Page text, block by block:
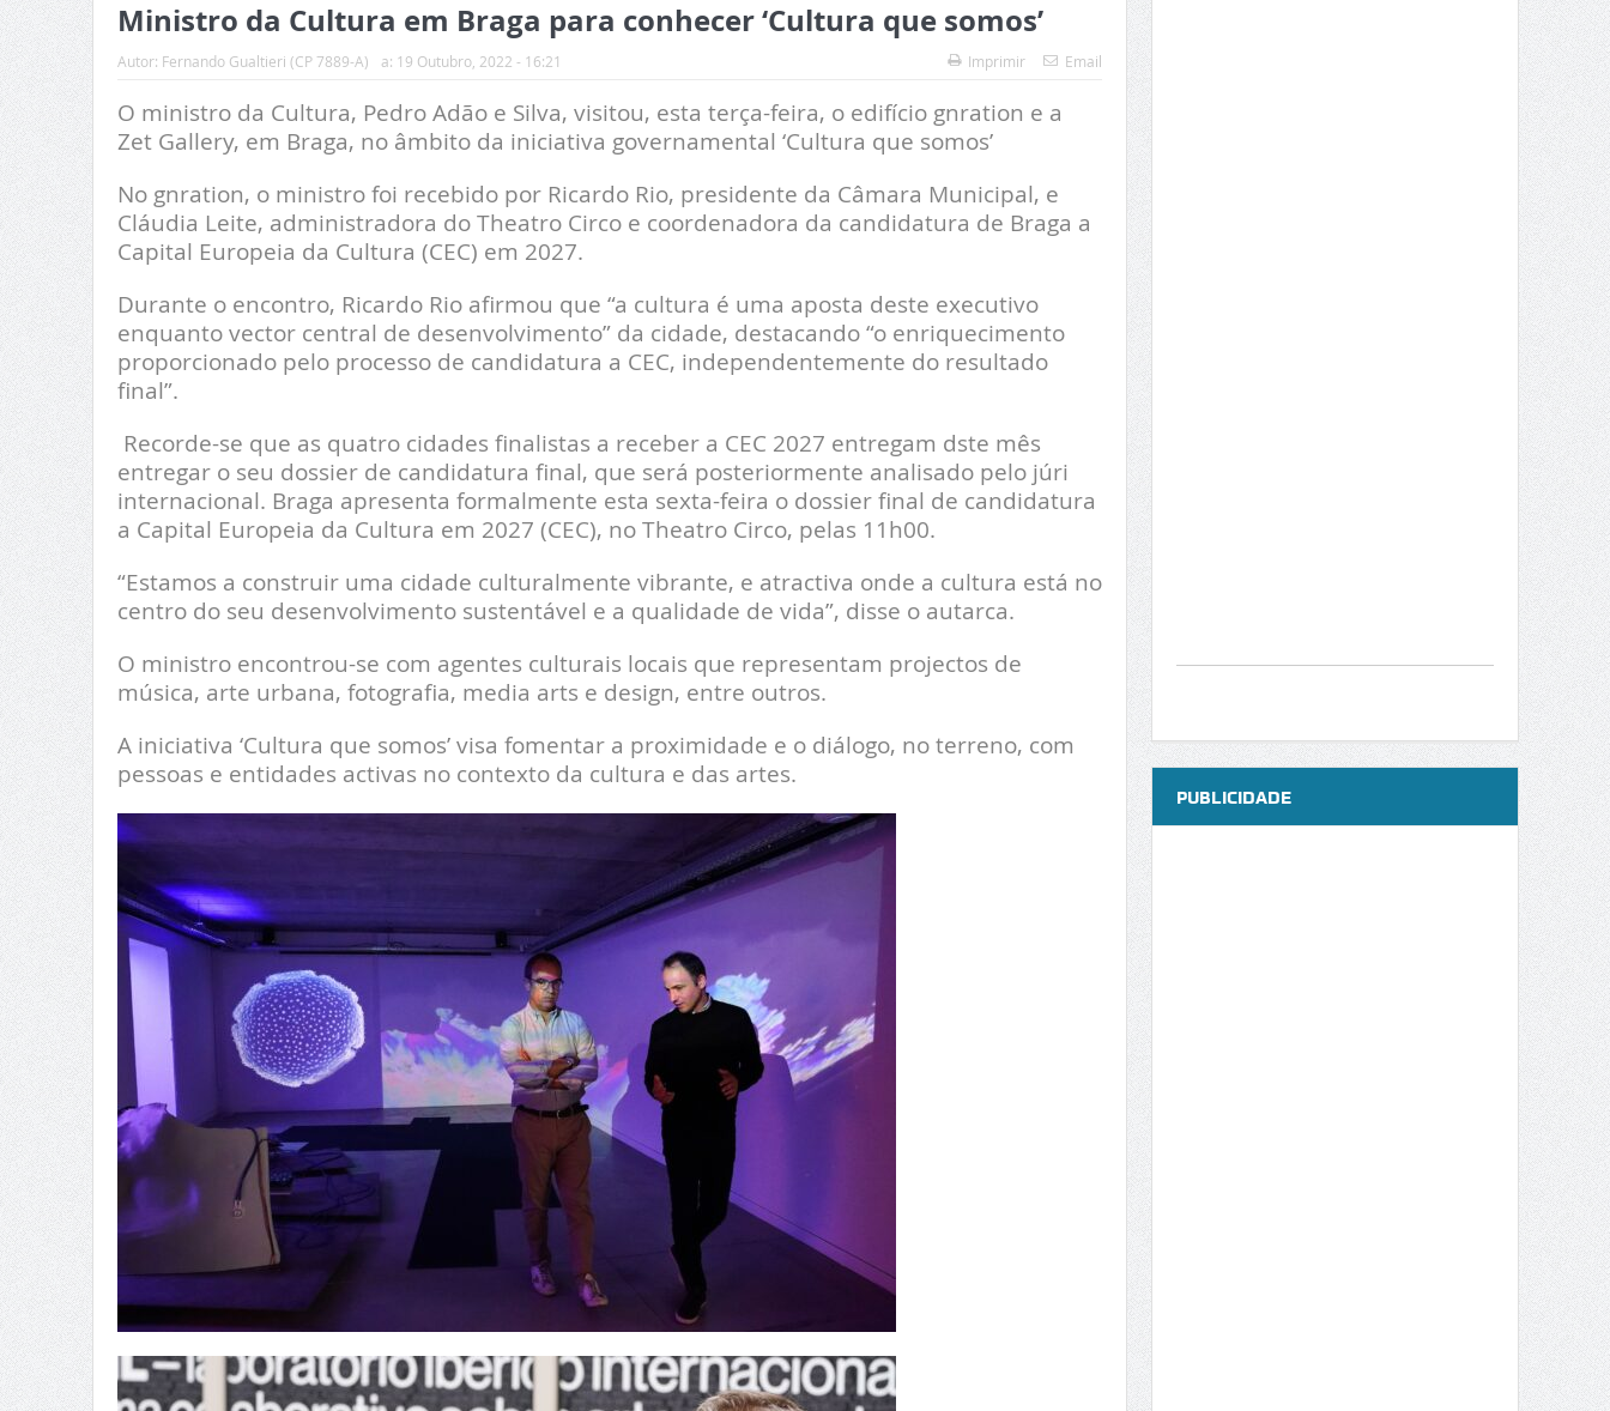
Ministro da Cultura em Braga para conhecer ‘Cultura que somos’
Autor: Fernando Gualtieri (CP 7889-A) a: 19 Outubro, 2022 - 16:21 Imprimir Email
O ministro da Cultura, Pedro Adão e Silva, visitou, esta terça-feira, o edifício gnration e a
Zet Gallery, em Braga, no âmbito da iniciativa governamental ‘Cultura que somos’
No gnration, o ministro foi recebido por Ricardo Rio, presidente da Câmara Municipal, e
Cláudia Leite, administradora do Theatro Circo e coordenadora da candidatura de Braga a
Capital Europeia da Cultura (CEC) em 2027.
Durante o encontro, Ricardo Rio afirmou que “a cultura é uma aposta deste executivo
enquanto vector central de desenvolvimento” da cidade, destacando “o enriquecimento
proporcionado pelo processo de candidatura a CEC, independentemente do resultado
final”.
Recorde-se que as quatro cidades finalistas a receber a CEC 2027 entregam dste mês
entregar o seu dossier de candidatura final, que será posteriormente analisado pelo júri
internacional. Braga apresenta formalmente esta sexta-feira o dossier final de candidatura
a Capital Europeia da Cultura em 2027 (CEC), no Theatro Circo, pelas 11h00.
“Estamos a construir uma cidade culturalmente vibrante, e atractiva onde a cultura está no
centro do seu desenvolvimento sustentável e a qualidade de vida”, disse o autarca.
O ministro encontrou-se com agentes culturais locais que representam projectos de
música, arte urbana, fotografia, media arts e design, entre outros.
A iniciativa ‘Cultura que somos’ visa fomentar a proximidade e o diálogo, no terreno, com
pessoas e entidades activas no contexto da cultura e das artes.
PUBLICIDADE